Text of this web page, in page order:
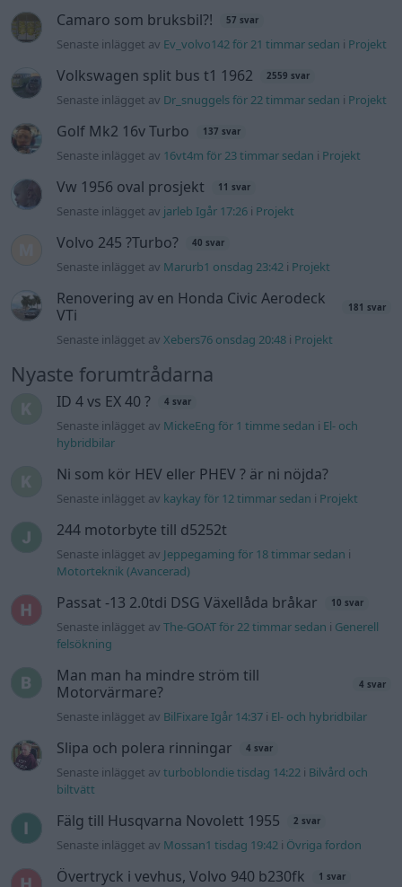
Camaro som bruksbil?! 57 svar
Senaste inlägget av Ev_volvo142 för 21 timmar sedan i Projekt
Volkswagen split bus t1 1962 2559 svar
Senaste inlägget av Dr_snuggels för 22 timmar sedan i Projekt
Golf Mk2 16v Turbo 137 svar
Senaste inlägget av 16vt4m för 23 timmar sedan i Projekt
Vw 1956 oval prosjekt 11 svar
Senaste inlägget av jarleb Igår 17:26 i Projekt
Volvo 245 ?Turbo? 40 svar
Senaste inlägget av Marurb1 onsdag 23:42 i Projekt
Renovering av en Honda Civic Aerodeck
VTi
181 svar
Senaste inlägget avXebers76 onsdag 20:48 i Projekt
Nyaste forumtrådarna
ID 4 vs EX 40 ? 4 svar
Senaste inlägget av MickeEng för 1 timme sedan i El- och
hybridbilar
Ni som kör HEV eller PHEV ? är ni nöjda?
Senaste inlägget av kaykay för 12 timmar sedan i Projekt
244 motorbyte till d5252t
Senaste inlägget av Jeppegaming för 18 timmar sedan i
Motorteknik (Avancerad)
Passat -13 2.0tdi DSG Växellåda bråkar 10 svar
Senaste inlägget avThe-GOAT för 22 timmar sedan i Generell
felsökning
Man man ha mindre ström till
Motorvärmare?
4 svar
Senaste inlägget av BilFixare Igår 14:37 i El- och hybridbilar
Slipa och polera rinningar 4 svar
Senaste inlägget avturboblondie tisdag 14:22 i Bilvård och
biltvätt
Fälg till Husqvarna Novolett 1955 2 svar
Senaste inlägget av Mossan1 tisdag 19:42 i Övriga fordon
Övertryck i vevhus, Volvo 940 b230fk 1 svar